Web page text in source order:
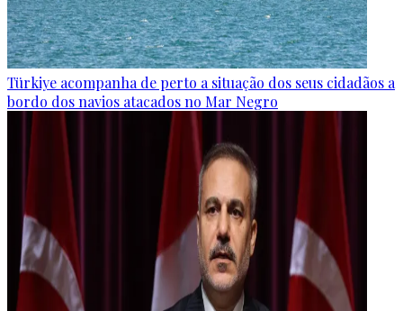
Türkiye acompanha de perto a situação dos seus cidadãos a
bordo dos navios atacados no Mar Negro